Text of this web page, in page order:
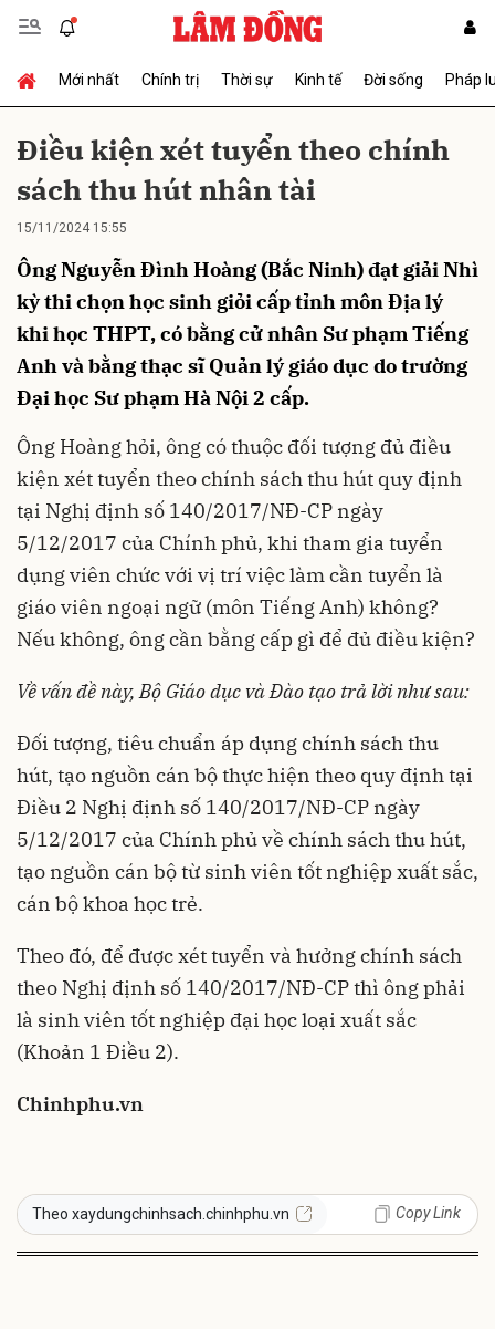
Mới nhất Chính trị Thời sự Kinh tế Đời sống Pháp
Điều kiện xét tuyển theo chính
sách thu hút nhân tài
15/11/2024 15:55
Ông Nguyễn Đình Hoàng (Bắc Ninh) đạt giải Nhì
kỳ thi chọn học sinh giỏi cấp tỉnh môn Địa lý
khi học THPT, có bằng cử nhân Sư phạm Tiếng
Anh và bằng thạc sĩ Quản lý giáo dục do trường
Đại học Sư phạm Hà Nội 2 cấp.
Ông Hoàng hỏi, ông có thuộc đối tượng đủ điều
kiện xét tuyển theo chính sách thu hút quy định
tại Nghị định số 140/2017/NĐ-CP ngày
5/12/2017 của Chính phủ, khi tham gia tuyển
dụng viên chức với vị trí việc làm cần tuyển là
giáo viên ngoại ngữ (môn Tiếng Anh) không?
Nếu không, ông cần bằng cấp gì để đủ điều kiện?
Về vấn đề này, Bộ Giáo dục và Đào tạo trả lời như sau:
Đối tượng, tiêu chuẩn áp dụng chính sách thu
hút, tạo nguồn cán bộ thực hiện theo quy định tại
Điều 2 Nghị định số 140/2017/NĐ-CP ngày
5/12/2017 của Chính phủ về chính sách thu hút,
tạo nguồn cán bộ từ sinh viên tốt nghiệp xuất sắc,
cán bộ khoa học trẻ.
Theo đó, để được xét tuyển và hưởng chính sách
theo Nghị định số 140/2017/NĐ-CP thì ông phải
là sinh viên tốt nghiệp đại học loại xuất sắc
(Khoản 1 Điều 2).
Chinhphu.vn
Theo xaydungchinhsach.chinhphu.vn Copy Link
Gửi bình luận
Hủy Gửi